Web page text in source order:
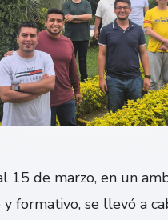
15 de marzo, en un
formativo, se llevó a